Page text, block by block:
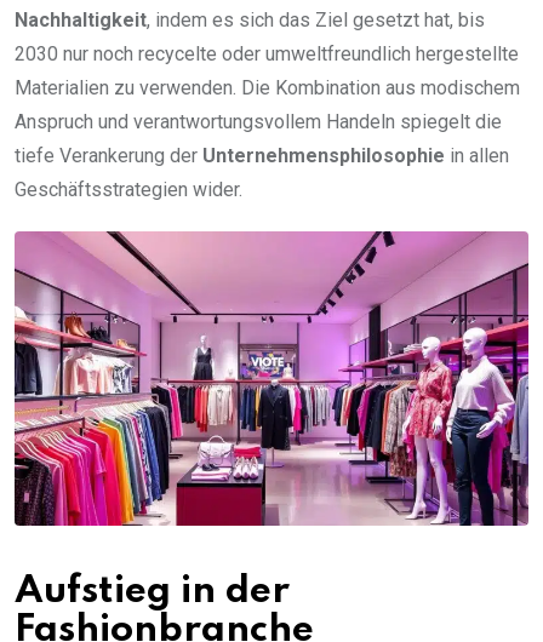
Nachhaltigkeit, indem es sich das Ziel gesetzt hat, bis
2030 nur noch recycelte oder umweltfreundlich hergestellte
Materialien zu verwenden. Die Kombination aus modischem
Anspruch und verantwortungsvollem Handeln spiegelt die
tiefe Verankerung der Unternehmensphilosophie in allen
Geschäftsstrategien wider.
Aufstieg in der
Fashionbranche